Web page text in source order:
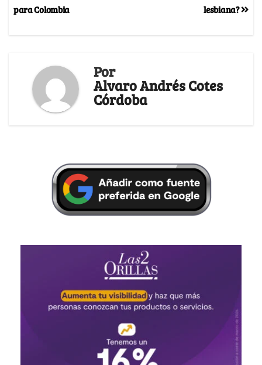
lesbiana?
para Colombia
Por
Alvaro Andrés Cotes
Córdoba